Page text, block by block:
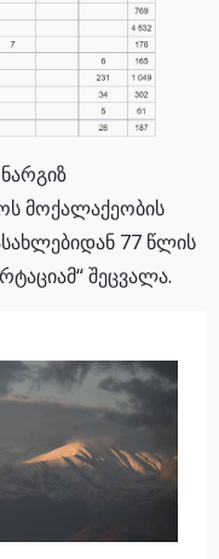
მოქალაქეობის
77 წლის
შეცვალა.